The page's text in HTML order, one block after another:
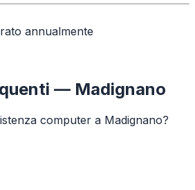
annualmente
— Madignano
computer a Madignano?